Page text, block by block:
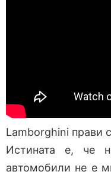
Lamborghini прави
Истината е, че
автомобили не е